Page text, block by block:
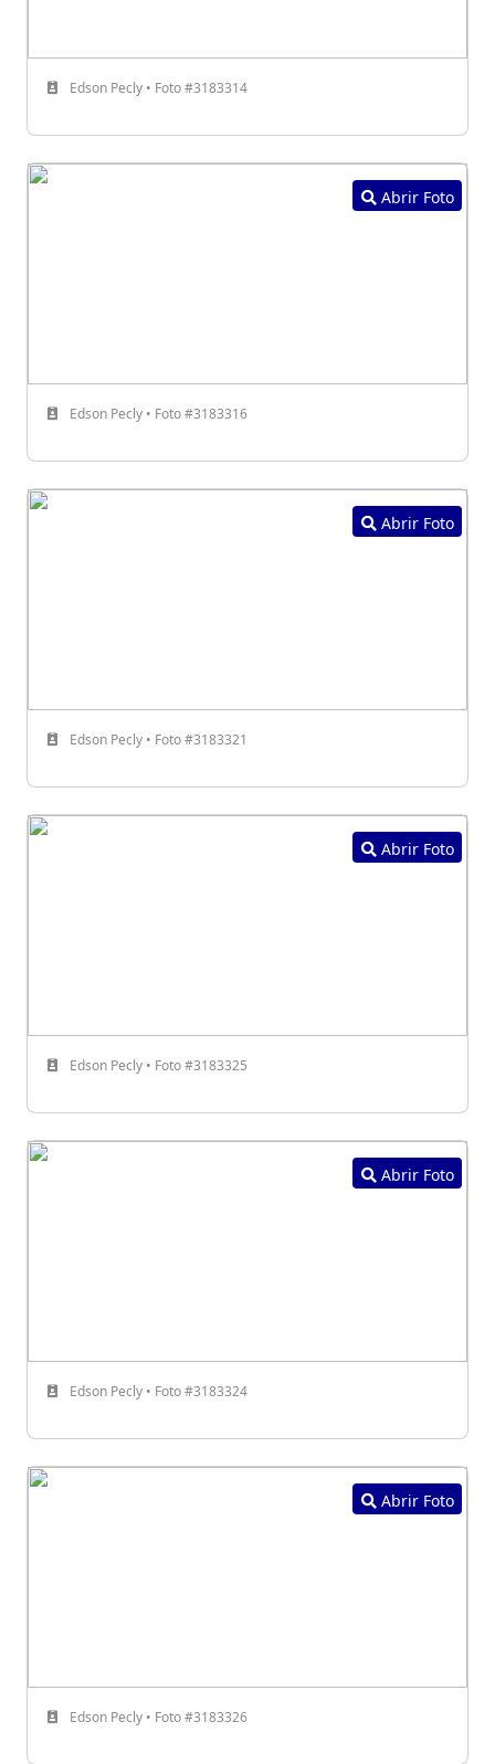
Edson Pecly • Foto #3183314
Abrir Foto
Edson Pecly • Foto #3183316
Abrir Foto
Edson Pecly • Foto #3183321
Abrir Foto
Edson Pecly • Foto #3183325
Abrir Foto
Edson Pecly • Foto #3183324
Abrir Foto
Edson Pecly • Foto #3183326